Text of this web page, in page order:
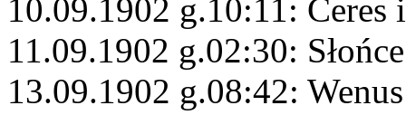
10.09.1902 g.10:11: Ceres
11.09.1902 g.02:30:
13.09.1902 g.08:42: